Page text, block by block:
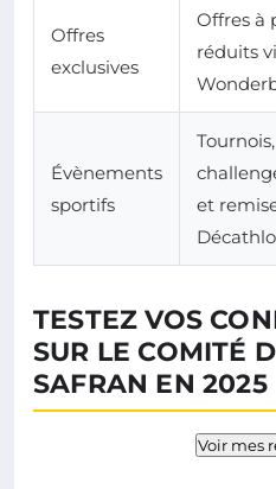
Offres
exclusives
Offres à
réduits
Évènements
sportifs
Tournois,
et
TESTEZ VOS
SUR LE COMITÉ
SAFRAN EN 2025
Voir mes